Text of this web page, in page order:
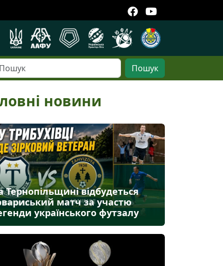
Пошук
новини
Тернопільщині відбудеться
матч за участю
українського футзалу